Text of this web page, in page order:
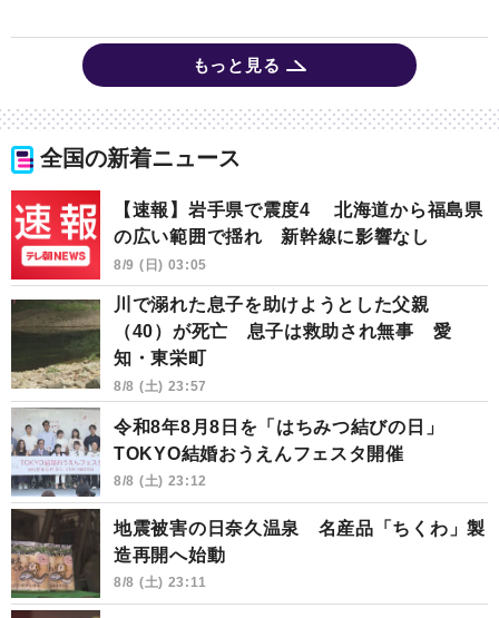
もっと見る
全国の新着ニュース
【速報】岩手県で震度4 北海道から福島県
の広い範囲で揺れ 新幹線に影響なし
8/9 (日) 03:05
川で溺れた息子を助けようとした父親
（40）が死亡 息子は救助され無事 愛
知・東栄町
8/8 (土) 23:57
令和8年8月8日を「はちみつ結びの日」
TOKYO結婚おうえんフェスタ開催
8/8 (土) 23:12
地震被害の日奈久温泉 名産品「ちくわ」製
造再開へ始動
8/8 (土) 23:11